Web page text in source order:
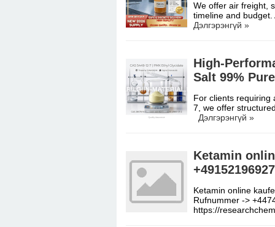
We offer air freight,
timeline and
Дэлгэрэнгүй »
High-
Salt 99%
For clients requiring
7, we offer
Дэлгэрэнгүй »
Ketamin
Ketamin online
Rufnummer ->
https://